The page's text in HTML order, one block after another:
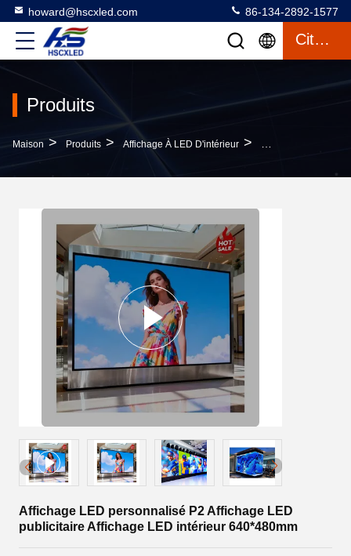
howard@hscxled.com 86-134-2892-1577
Citation
Produits
Maison > Produits > Affichage À LED D'intérieur > Affichage LED
Affichage LED personnalisé P2 Affichage LED
publicitaire Affichage LED intérieur 640*480mm